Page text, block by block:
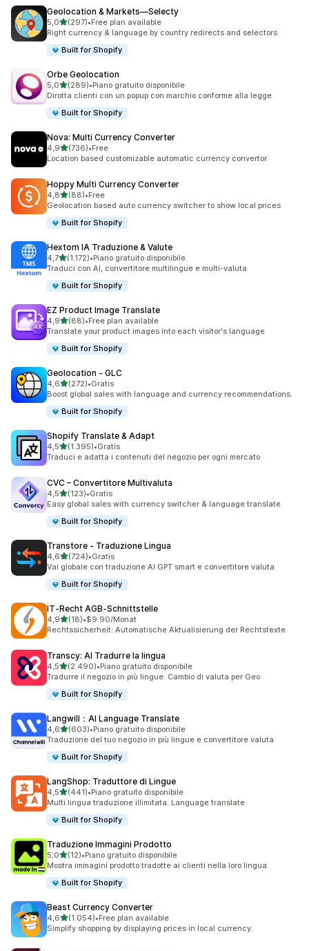
Geolocation & Markets—Selecty
5,0stelle su 5
(297)
297 recensioni totali
•Free plan available
Right currency & language by country redirects and selectors
Built for Shopify
Orbe Geolocation
5,0stelle su 5
(289)
289 recensioni totali
•Piano gratuito disponibile
Dirotta clienti con un popup con marchio conforme alla legge
Built for Shopify
Nova: Multi Currency Converter
4,9stelle su 5
(736)
736 recensioni totali
•Free
Location based customizable automatic currency convertor
Hoppy Multi Currency Converter
4,8stelle su 5
(88)
88 recensioni totali
•Free
Geolocation based auto currency switcher to show local prices
Built for Shopify
Hextom IA Traduzione & Valute
4,7stelle su 5
(1.172)
1172 recensioni totali
•Piano gratuito disponibile
Traduci con AI, convertitore multilingue e multi-valuta
Built for Shopify
EZ Product Image Translate
4,9stelle su 5
(88)
88 recensioni totali
•Free plan available
Translate your product images into each visitor's language
Built for Shopify
Geolocation ‑ GLC
4,6stelle su 5
(272)
272 recensioni totali
•Gratis
Boost global sales with language and currency recommendations.
Built for Shopify
Shopify Translate & Adapt
4,5stelle su 5
(1.395)
1395 recensioni totali
•Gratis
Traduci e adatta i contenuti del negozio per ogni mercato
CVC – Convertitore Multivaluta
4,5stelle su 5
(123)
123 recensioni totali
•Gratis
Easy global sales with currency switcher & language translate
Built for Shopify
Transtore ‑ Traduzione Lingua
4,6stelle su 5
(724)
724 recensioni totali
•Gratis
Vai globale con traduzione AI GPT smart e convertitore valuta
Built for Shopify
IT‑Recht AGB‑Schnittstelle
4,9stelle su 5
(18)
18 recensioni totali
•$9.90/Monat
Rechtssicherheit: Automatische Aktualisierung der Rechtstexte
Transcy: AI Tradurre la lingua
4,5stelle su 5
(2.490)
2490 recensioni totali
•Piano gratuito disponibile
Tradurre il negozio in più lingue. Cambio di valuta per Geo
Built for Shopify
Langwill：AI Language Translate
4,6stelle su 5
(603)
603 recensioni totali
•Piano gratuito disponibile
Traduzione del tuo negozio in più lingue e convertitore valuta
Built for Shopify
LangShop: Traduttore di Lingue
4,5stelle su 5
(441)
441 recensioni totali
•Piano gratuito disponibile
Multi lingua traduzione illimitata. Language translate
Built for Shopify
Traduzione Immagini Prodotto
5,0stelle su 5
(12)
12 recensioni totali
•Piano gratuito disponibile
Mostra immagini prodotto tradotte ai clienti nella loro lingua
Built for Shopify
Beast Currency Converter
4,6stelle su 5
(1.054)
1054 recensioni totali
•Free plan available
Simplify shopping by displaying prices in local currency.